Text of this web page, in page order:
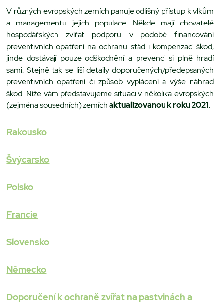
V různých evropských zemích panuje odlišný přístup k vlkům
a managementu jejich populace. Někde mají chovatelé
hospodářských zvířat podporu v podobě financování
preventivních opatření na ochranu stád i kompenzací škod,
jinde dostávají pouze odškodnění a prevenci si plně hradí
sami. Stejně tak se liší detaily doporučených/předepsaných
preventivních opatření či způsob vyplácení a výše náhrad
škod. Níže vám představujeme situaci v několika evropských
(zejména sousedních) zemíchaktualizovanou k roku 2021.
Rakousko
Švýcarsko
Polsko
Francie
Slovensko
Německo
Doporučení k ochraně zvířat na pastvinách a